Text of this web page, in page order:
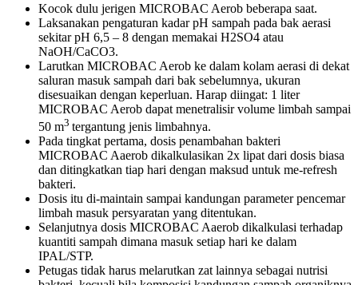
Kocok dulu jerigen MICROBAC Aerob beberapa saat.
Laksanakan pengaturan kadar pH sampah pada bak aerasi
sekitar pH 6,5 – 8 dengan memakai H2SO4 atau
NaOH/CaCO3.
Larutkan MICROBAC Aerob ke dalam kolam aerasi di dekat
saluran masuk sampah dari bak sebelumnya, ukuran
disesuaikan dengan keperluan. Harap diingat: 1 liter
MICROBAC Aerob dapat menetralisir volume limbah sampai
50 m3 tergantung jenis limbahnya.
Pada tingkat pertama, dosis penambahan bakteri
MICROBAC Aaerob dikalkulasikan 2x lipat dari dosis biasa
dan ditingkatkan tiap hari dengan maksud untuk me-refresh
bakteri.
Dosis itu di-maintain sampai kandungan parameter pencemar
limbah masuk persyaratan yang ditentukan.
Selanjutnya dosis MICROBAC Aaerob dikalkulasi terhadap
kuantiti sampah dimana masuk setiap hari ke dalam
IPAL/STP.
Petugas tidak harus melarutkan zat lainnya sebagai nutrisi